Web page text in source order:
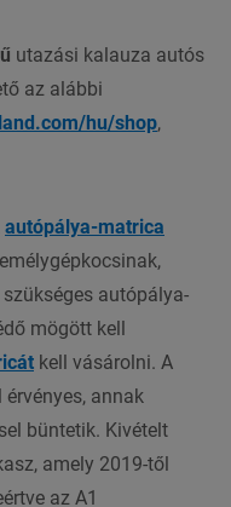
utazási kalauza autós
az alábbi
hu/shop,
autópálya-matrica
autópálya-
mögött kell
kell vásárolni. A
annak
büntetik. Kivételt
amely 2019-től
az A1